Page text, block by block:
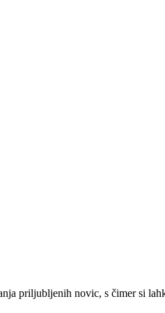
priljubljenih novic, s čimer si